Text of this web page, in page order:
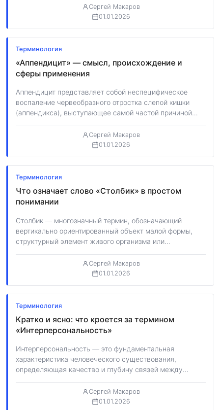
Сергей Макаров
01.01.2026
Терминология
«Аппендицит» — смысл, происхождение и
сферы применения
Аппендицит представляет собой неспецифическое
воспаление червеобразного отростка слепой кишки
(аппендикса), выступающее самой частой причиной
Сергей Макаров
01.01.2026
Терминология
Что означает слово «Столбик» в простом
понимании
Столбик — многозначный термин, обозначающий
вертикально ориентированный объект малой формы,
структурный элемент живого организма или
Сергей Макаров
01.01.2026
Терминология
Кратко и ясно: что кроется за термином
«Интерперсональность»
Интерперсональность — это фундаментальная
характеристика человеческого существования,
определяющая качество и глубину связей между
Сергей Макаров
01.01.2026